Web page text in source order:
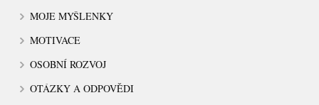
MOJE MYŠLENKY
MOTIVACE
OSOBNÍ ROZVOJ
OTÁZKY A ODPOVĚDI